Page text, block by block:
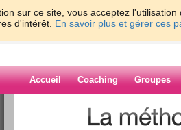
sur ce site, vous acceptez
d'intérêt. En savoir plus et gérer ces
Accueil Coaching Groupes
> >